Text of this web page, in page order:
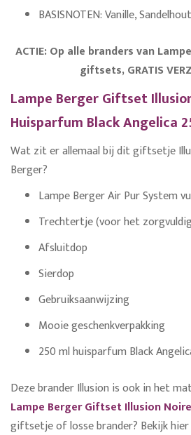
BASISNOTEN: Vanille,
ACTIE: Op alle branders van
giftsets, GRATIS
Lampe Berger Giftset
Huisparfum Black Angelica
Wat zit er allemaal bij dit giftsetje
Berger?
Lampe Berger Air Pur System
Trechtertje (voor het
Afsluitdop
Sierdop
Gebruiksaanwijzing
Mooie geschenkverpakking
250 ml huisparfum Black
Deze brander Illusion is ook in het
Lampe Berger Giftset Illusion
giftsetje of losse brander? Bekijk